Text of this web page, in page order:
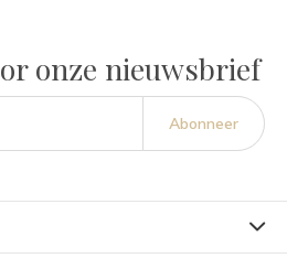
onze nieuwsbrief
Abonneer